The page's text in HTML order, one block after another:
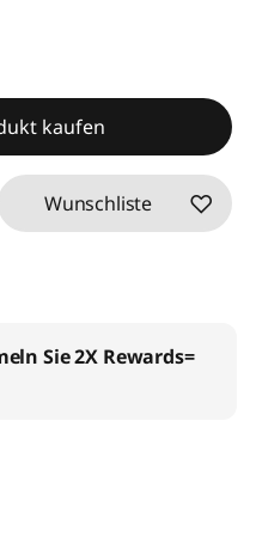
kaufen
Wunschliste
Sie 2X Rewards=